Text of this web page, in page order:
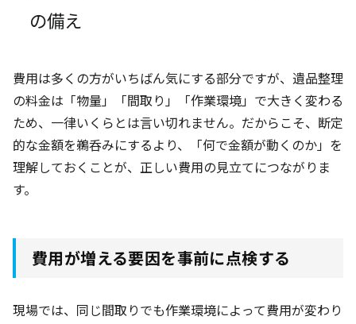
の備え
費用は多くの方がいちばん気にする部分ですが、遺品整理
の料金は「物量」「間取り」「作業環境」で大きく変わる
ため、一律いくらとは言い切れません。だからこそ、断定
的な金額を鵜呑みにするより、「何で金額が動くのか」を
理解しておくことが、正しい費用の見立てにつながりま
す。
費用が増える要因を事前に点検する
現場では、同じ間取りでも作業環境によって費用が変わり